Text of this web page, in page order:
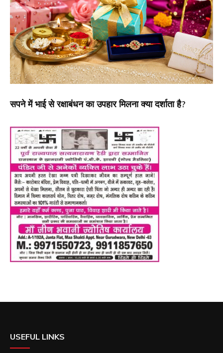
सपने में भाई से रक्षाबंधन का उपहार मिलना क्या दर्शाता है?
USEFUL LINKS